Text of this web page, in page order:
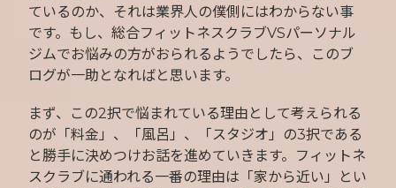
ているのか、それは業界人の僕側にはわからない事
です。もし、総合フィットネスクラブVSパーソナル
ジムでお悩みの方がおられるようでしたら、このブ
ログが一助となればと思います。
まず、この2択で悩まれている理由として考えられる
のが「料金」、「風呂」、「スタジオ」の3択である
と勝手に決めつけお話を進めていきます。フィットネ
スクラブに通われる一番の理由は「家から近い」とい